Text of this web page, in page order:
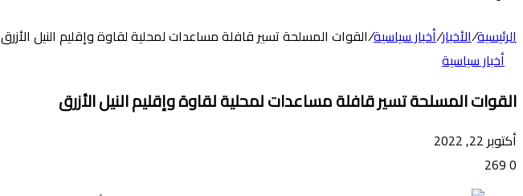
الرئيسية/الأخبار/أخبار سياسية/القوات المسلحة تسير قافلة مساعدات لمحلية لقاوة وإقليم النيل الأزرق
أخبار سياسية
القوات المسلحة تسير قافلة مساعدات لمحلية لقاوة وإقليم النيل الأزرق
أكتوبر 22, 2022
0